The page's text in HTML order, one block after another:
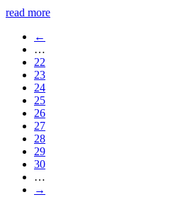
read more
←
…
22
23
24
25
26
27
28
29
30
…
→